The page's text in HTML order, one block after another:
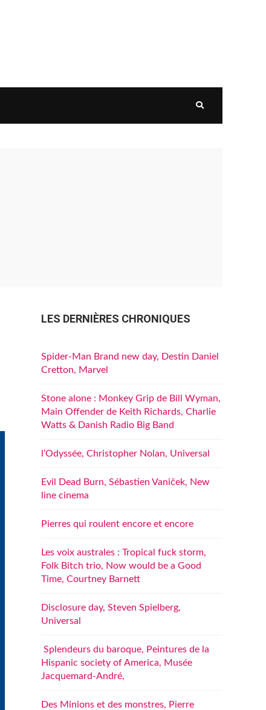
LES DERNIÈRES CHRONIQUES
Spider-Man Brand new day, Destin Daniel
Cretton, Marvel
Stone alone : Monkey Grip de Bill Wyman,
Main Offender de Keith Richards, Charlie
Watts & Danish Radio Big Band
l’Odyssée, Christopher Nolan, Universal
Evil Dead Burn, Sébastien Vaniček, New
line cinema
Pierres qui roulent encore et encore
Les voix australes : Tropical fuck storm,
Folk Bitch trio, Now would be a Good
Time, Courtney Barnett
Disclosure day, Steven Spielberg,
Universal
Splendeurs du baroque, Peintures de la
Hispanic society of America, Musée
Jacquemard-André,
Des Minions et des monstres, Pierre